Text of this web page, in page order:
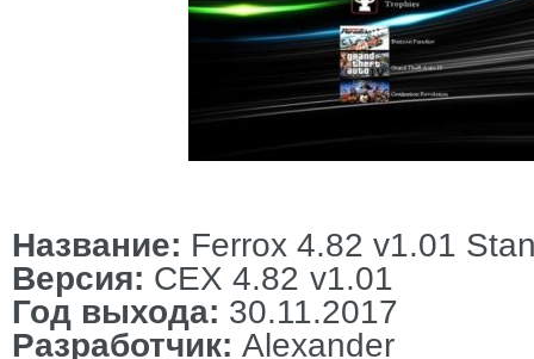
Название: Ferrox 4.82 v1.01
Версия: CEX 4.82 v1.01
Год выхода: 30.11.2017
Разработчик: Alexander